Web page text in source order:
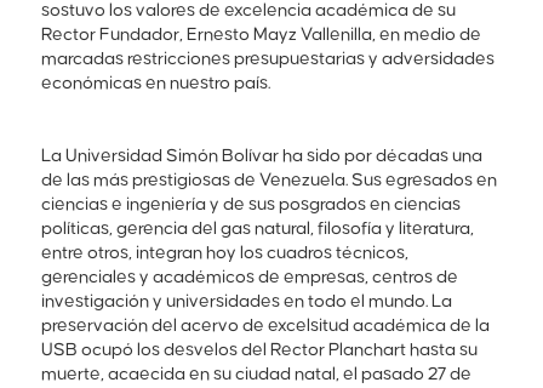
sostuvo los valores de excelencia académica de su
Rector Fundador, Ernesto Mayz Vallenilla, en medio de
marcadas restricciones presupuestarias y adversidades
económicas en nuestro país.
La Universidad Simón Bolívar ha sido por décadas una
de las más prestigiosas de Venezuela. Sus egresados en
ciencias e ingeniería y de sus posgrados en ciencias
políticas, gerencia del gas natural, filosofía y literatura,
entre otros, integran hoy los cuadros técnicos,
gerenciales y académicos de empresas, centros de
investigación y universidades en todo el mundo. La
preservación del acervo de excelsitud académica de la
USB ocupó los desvelos del Rector Planchart hasta su
muerte, acaecida en su ciudad natal, el pasado 27 de